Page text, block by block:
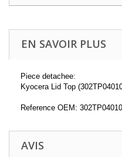
EN SAVOIR PLUS
Piece detachee:
Kyocera Lid Top
Reference OEM: 302TP04010
AVIS